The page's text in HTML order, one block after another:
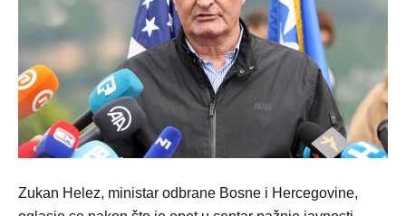
Zukan Helez, ministar odbrane Bosne i Hercegovine,